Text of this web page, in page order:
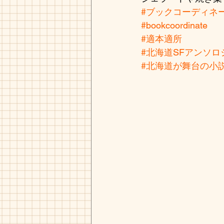
#ブックコーディネ
#bookcoordinate
#適本適所
#北海道SFアンソロ
#北海道が舞台の小